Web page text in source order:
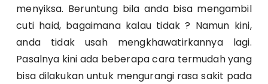
menyiksa. Beruntung bila anda bisa mengambil
cuti haid, bagaimana kalau tidak ? Namun kini,
anda tidak usah mengkhawatirkannya lagi.
Pasalnya kini ada beberapa cara termudah yang
bisa dilakukan untuk mengurangi rasa sakit pada